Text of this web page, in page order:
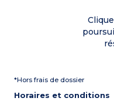
Capacité d’occupation : 5
personnes maximum,
enfants et bébés inclus
1 chambre avec 2 lits
1 chambre avec 1 lit simple
Salle de douche, WC
Une place de parking à
Capacité d’occupation : 5
*Hors frais de dossier
Horaires et conditions